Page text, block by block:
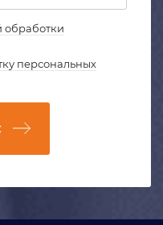
обработки
персональных